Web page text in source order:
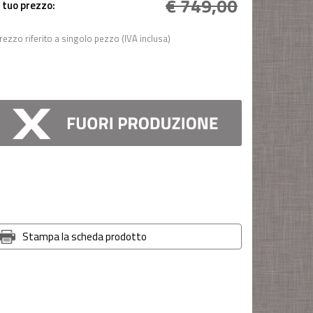
€ 749,00
prezzo:
riferito a singolo pezzo (IVA inclusa)
Stampa la scheda prodotto